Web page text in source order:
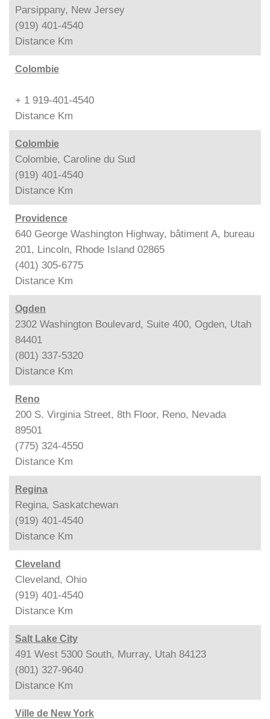
Parsippany, New Jersey
(919) 401-4540
Distance Km
Colombie
+ 1 919-401-4540
Distance Km
Colombie
Colombie, Caroline du Sud
(919) 401-4540
Distance Km
Providence
640 George Washington Highway, bâtiment A, bureau
201, Lincoln, Rhode Island 02865
(401) 305-6775
Distance Km
Ogden
2302 Washington Boulevard, Suite 400, Ogden, Utah
84401
(801) 337-5320
Distance Km
Reno
200 S. Virginia Street, 8th Floor, Reno, Nevada
89501
(775) 324-4550
Distance Km
Regina
Regina, Saskatchewan
(919) 401-4540
Distance Km
Cleveland
Cleveland, Ohio
(919) 401-4540
Distance Km
Salt Lake City
491 West 5300 South, Murray, Utah 84123
(801) 327-9640
Distance Km
Ville de New York